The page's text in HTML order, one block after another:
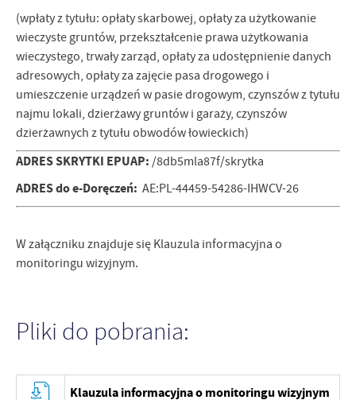
(wpłaty z tytułu: opłaty skarbowej, opłaty za użytkowanie
wieczyste gruntów, przekształcenie prawa użytkowania
wieczystego, trwały zarząd, opłaty za udostępnienie danych
adresowych, opłaty za zajęcie pasa drogowego i
umieszczenie urządzeń w pasie drogowym, czynszów z tytułu
najmu lokali, dzierżawy gruntów i garaży, czynszów
dzierżawnych z tytułu obwodów łowieckich)
ADRES SKRYTKI EPUAP: /8db5mla87f/skrytka
ADRES do e-Doręczeń: AE:PL-44459-54286-IHWCV-26
W załączniku znajduje się Klauzula informacyjna o
monitoringu wizyjnym.
Pliki do pobrania:
Klauzula informacyjna o monitoringu wizyjnym